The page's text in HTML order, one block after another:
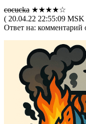
cocucka ★★★★☆
( 20.04.22 22:55:09 MSK
Ответ на: комментарий